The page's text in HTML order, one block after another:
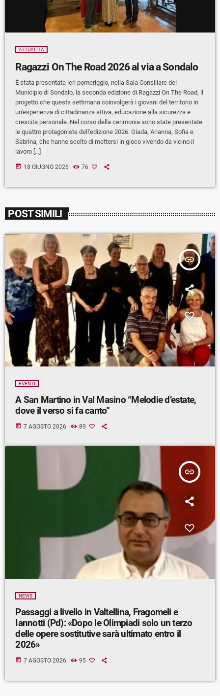
ATTUALITÀ
Ragazzi On The Road 2026 al via a Sondalo
È stata presentata ieri pomeriggio, nella Sala Consiliare del
Municipio di Sondalo, la seconda edizione di Ragazzi On The Road, il
progetto che questa settimana coinvolgerà i giovani del territorio in
un'esperienza di cittadinanza attiva, educazione alla sicurezza e
crescita personale. Nel corso della cerimonia sono state presentate
le quattro protagoniste dell'edizione 2026: Giada, Arianna, Sofia e
Sabrina, che hanno scelto di mettersi in gioco vivendo da vicino il
lavoro […]
today 18 GIUGNO 2026 76
POST SIMILI
insert_link
EVENTI
A San Martino in Val Masino “Melodie d’estate,
dove il verso si fa canto”
today 7 AGOSTO 2026 89
insert_link
NEWS
Passaggi a livello in Valtellina, Fragomeli e
Iannotti (Pd): «Dopo le Olimpiadi solo un terzo
delle opere sostitutive sarà ultimato entro il
2026»
today 7 AGOSTO 2026 95